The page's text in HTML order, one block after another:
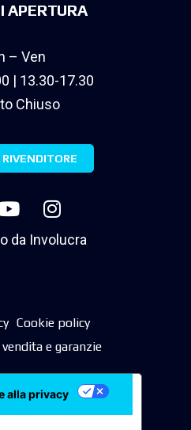
APERTURA
– Ven
| 13.30-17.30
Chiuso
da Involucra
Cookie policy
e garanzie
alla privacy